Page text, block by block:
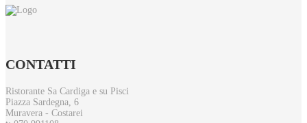
CONTATTI
Ristorante Sa Cardiga e su Pisci
Piazza Sardegna, 6
Muravera - Costarei